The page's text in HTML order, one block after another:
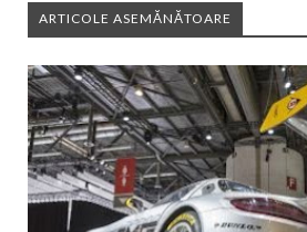
ARTICOLE ASEMĂNĂTOARE